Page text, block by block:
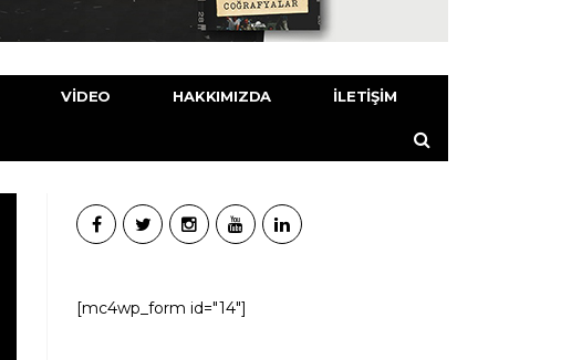
VIDEO HAKKIMIZDA İLETIŞIM
[mc4wp_form id="14"]